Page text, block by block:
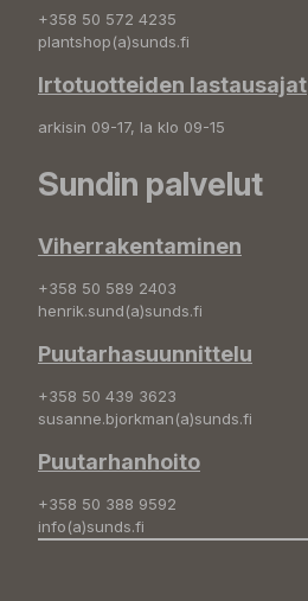
+358 50 572 4235
plantshop(a)sunds.fi
Irtotuotteiden lastausajat
arkisin 09-17, la klo 09-15
Sundin palvelut
Viherrakentaminen
+358 50 589 2403
henrik.sund(a)sunds.fi
Puutarhasuunnittelu
+358 50 439 3623
susanne.bjorkman(a)sunds.fi
Puutarhanhoito
+358 50 388 9592
info(a)sunds.fi